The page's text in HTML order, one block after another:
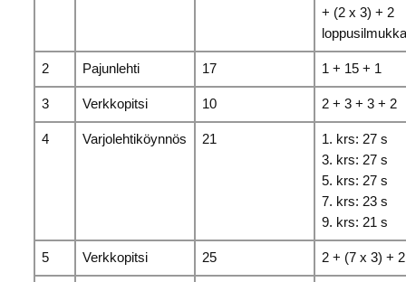
+ (2 x 3) + 2
2 Pajunlehti 17 1 + 15 + 1
3 Verkkopitsi 10 2 + 3 + 3 + 2
4 Varjolehtiköynnös 21
1. krs: 27 s
3. krs: 27 s
5. krs: 27 s
7. krs: 23 s
9. krs: 21 s
5 Verkkopitsi 25 2 + (7 x 3) + 2